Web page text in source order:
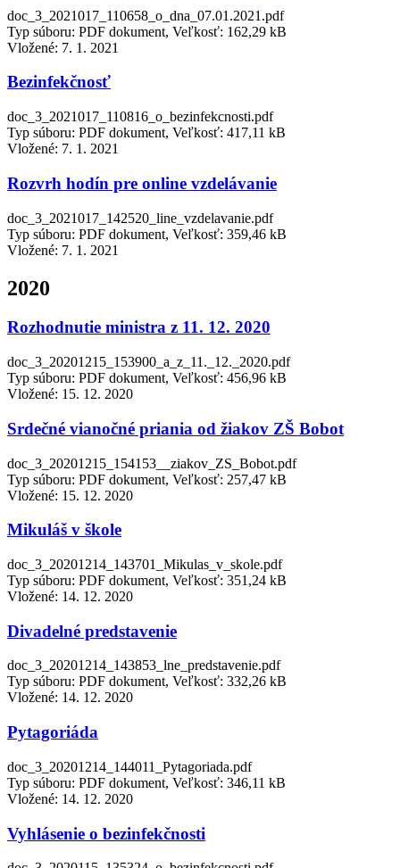
doc_3_2021017_110658_o_dna_07.01.2021.pdf
Typ súboru: PDF dokument, Veľkosť: 162,29 kB
Vložené: 7. 1. 2021
Bezinfekčnosť
doc_3_2021017_110816_o_bezinfekcnosti.pdf
Typ súboru: PDF dokument, Veľkosť: 417,11 kB
Vložené: 7. 1. 2021
Rozvrh hodín pre online vzdelávanie
doc_3_2021017_142520_line_vzdelavanie.pdf
Typ súboru: PDF dokument, Veľkosť: 359,46 kB
Vložené: 7. 1. 2021
2020
Rozhodnutie ministra z 11. 12. 2020
doc_3_20201215_153900_a_z_11._12._2020.pdf
Typ súboru: PDF dokument, Veľkosť: 456,96 kB
Vložené: 15. 12. 2020
Srdečné vianočné priania od žiakov ZŠ Bobot
doc_3_20201215_154153__ziakov_ZS_Bobot.pdf
Typ súboru: PDF dokument, Veľkosť: 257,47 kB
Vložené: 15. 12. 2020
Mikuláš v škole
doc_3_20201214_143701_Mikulas_v_skole.pdf
Typ súboru: PDF dokument, Veľkosť: 351,24 kB
Vložené: 14. 12. 2020
Divadelné predstavenie
doc_3_20201214_143853_lne_predstavenie.pdf
Typ súboru: PDF dokument, Veľkosť: 332,26 kB
Vložené: 14. 12. 2020
Pytagoriáda
doc_3_20201214_144011_Pytagoriada.pdf
Typ súboru: PDF dokument, Veľkosť: 346,11 kB
Vložené: 14. 12. 2020
Vyhlásenie o bezinfekčnosti